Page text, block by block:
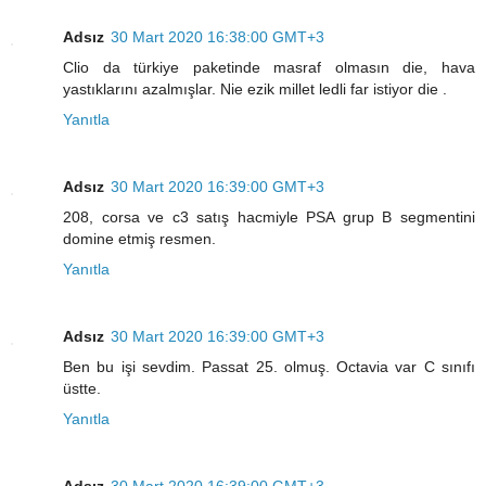
Adsız 30 Mart 2020 16:38:00 GMT+3
Clio da türkiye paketinde masraf olmasın die, hava
yastıklarını azalmışlar. Nie ezik millet ledli far istiyor die .
Yanıtla
Adsız 30 Mart 2020 16:39:00 GMT+3
208, corsa ve c3 satış hacmiyle PSA grup B segmentini
domine etmiş resmen.
Yanıtla
Adsız 30 Mart 2020 16:39:00 GMT+3
Ben bu işi sevdim. Passat 25. olmuş. Octavia var C sınıfı
üstte.
Yanıtla